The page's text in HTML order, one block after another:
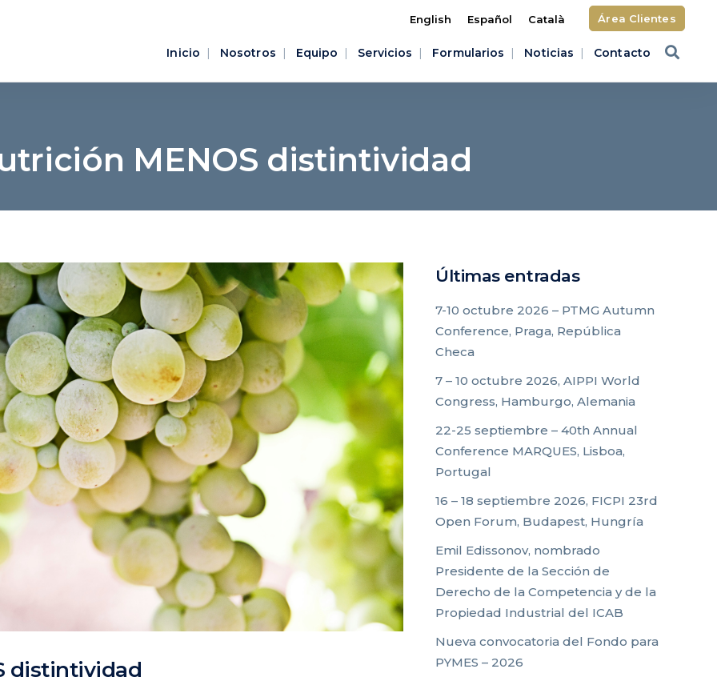
English Español Català Área Clientes
Inicio Nosotros Equipo Servicios Formularios Noticias Contacto
MENOS distintividad
distintividad
Últimas entradas
7-10 octubre 2026 – PTMG Autumn
Conference, Praga, República
Checa
7 – 10 octubre 2026, AIPPI World
Congress, Hamburgo, Alemania
22-25 septiembre – 40th Annual
Conference MARQUES, Lisboa,
Portugal
16 – 18 septiembre 2026, FICPI 23rd
Open Forum, Budapest, Hungría
Emil Edissonov, nombrado
Presidente de la Sección de
Derecho de la Competencia y de la
Propiedad Industrial del ICAB
Nueva convocatoria del Fondo para
PYMES – 2026